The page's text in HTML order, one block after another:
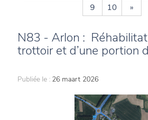
9
10 »
N83 - Arlon :
trottoir et d’une portion
Publiée le : 26 maart 2026